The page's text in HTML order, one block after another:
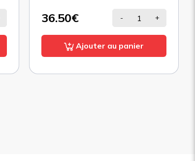
36.50€ - +
Ajouter au panier